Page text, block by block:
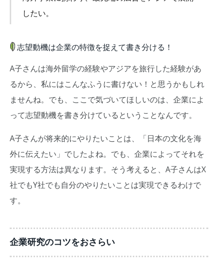
したい。
志望動機は企業の特徴を捉えて書き分ける！
A子さんは海外留学の経験やアジアを旅行した経験があ
るから、私にはこんなふうに書けない！と思うかもしれ
ませんね。でも、ここで気づいてほしいのは、企業によ
って志望動機を書き分けているということなんです。
A子さんが将来的にやりたいことは、「日本の文化を海
外に伝えたい」でしたよね。でも、企業によってそれを
実現する方法は異なります。そう考えると、A子さんはX
社でもY社でも自分のやりたいことは実現できるわけで
す。
企業研究のコツをおさらい